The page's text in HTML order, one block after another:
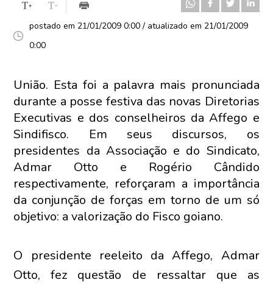
postado em 21/01/2009 0:00 / atualizado em 21/01/2009
0:00
União. Esta foi a palavra mais pronunciada
durante a posse festiva das novas Diretorias
Executivas e dos conselheiros da Affego e
Sindifisco. Em seus discursos, os
presidentes da Associação e do Sindicato,
Admar Otto e Rogério Cândido
respectivamente, reforçaram a importância
da conjunção de forças em torno de um só
objetivo: a valorização do Fisco goiano.
O presidente reeleito da Affego, Admar
Otto, fez questão de ressaltar que as